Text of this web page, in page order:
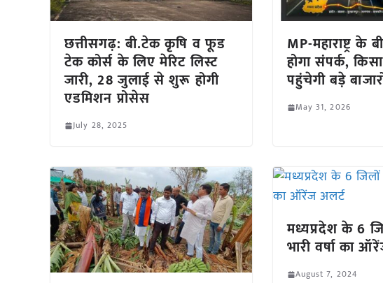
छत्तीसगढ़: बी.टेक कृषि व फूड
टेक कोर्स के लिए मेरिट लिस्ट
जारी, 28 जुलाई से शुरू होगी
एडमिशन प्रोसेस
July 28, 2025
MP-महाराष्ट्र के
होगा संपर्क,
पहुंचेगी बड़े
May 31, 2026
मध्यप्रदेश के 6
भारी वर्षा का
August 7, 2024